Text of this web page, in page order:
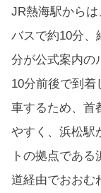
JR熱海駅から
バスで約10分、
分が公式案内の
10分前後で到着
車するため、首
やすく、浜松駅
トの拠点であ
道経由でおおむ